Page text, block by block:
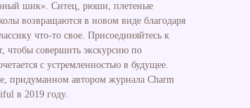
шик». Ситец, рюши, плетеные
возвращаются в новом виде благодаря
что-то свое. Присоединяйтесь к
чтобы совершить экскурсию по
с устремленностью в будущее.
придуманном автором журнала Charm
в 2019 году.